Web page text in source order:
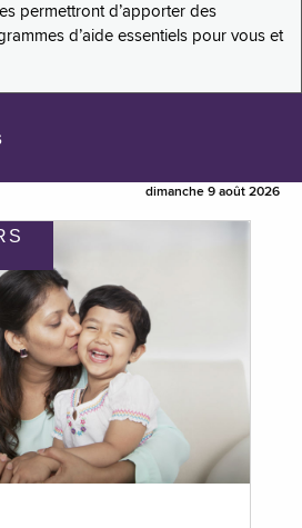
permettront d’apporter des
d’aide essentiels pour vous et
dimanche 9 août 2026